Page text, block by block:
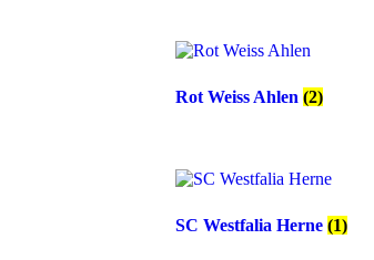
Rot Weiss Ahlen (2)
SC Westfalia Herne (1)